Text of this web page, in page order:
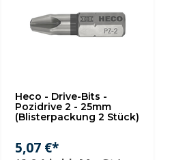
Heco - Drive-Bits -
Pozidrive 2 - 25mm
(Blisterpackung 2 Stück)
5,07 €*